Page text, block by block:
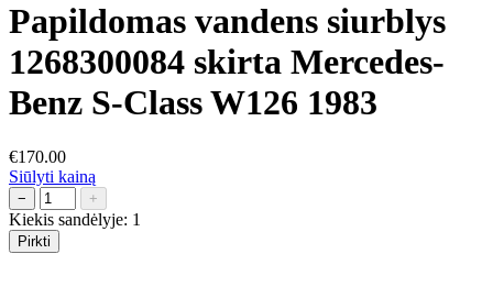
Papildomas vandens siurblys
1268300084 skirta Mercedes-
Benz S-Class W126 1983
€170.00
Siūlyti kainą
− +
Kiekis sandėlyje: 1
Pirkti